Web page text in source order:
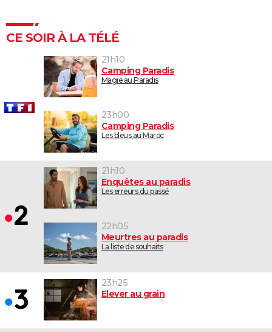
CE SOIR À LA TÉLÉ
21h10
Camping Paradis
Magie au Paradis
23h00
Camping Paradis
Les bleus au Maroc
21h10
Enquêtes au paradis
Les erreurs du passé
22h05
Meurtres au paradis
La liste de souhaits
23h25
Elever au grain